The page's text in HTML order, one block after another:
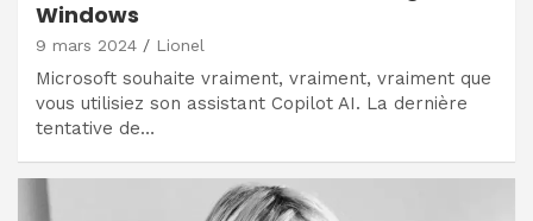
Windows
9 mars 2024 Lionel
Microsoft souhaite vraiment, vraiment, vraiment que
vous utilisiez son assistant Copilot AI. La dernière
tentative de…